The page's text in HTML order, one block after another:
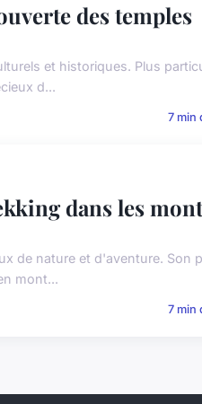
des temples
et historiques. Plus
d...
7 min
dans les
de nature et d'aventure. Son
mont...
7 min